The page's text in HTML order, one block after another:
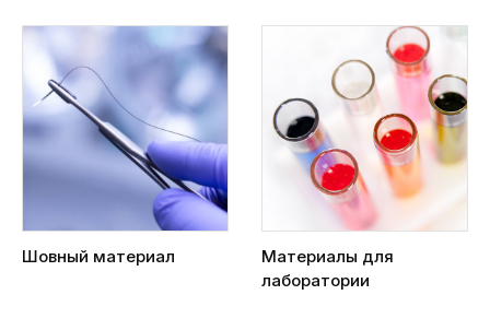
Шовный материал
Материалы для
лаборатории